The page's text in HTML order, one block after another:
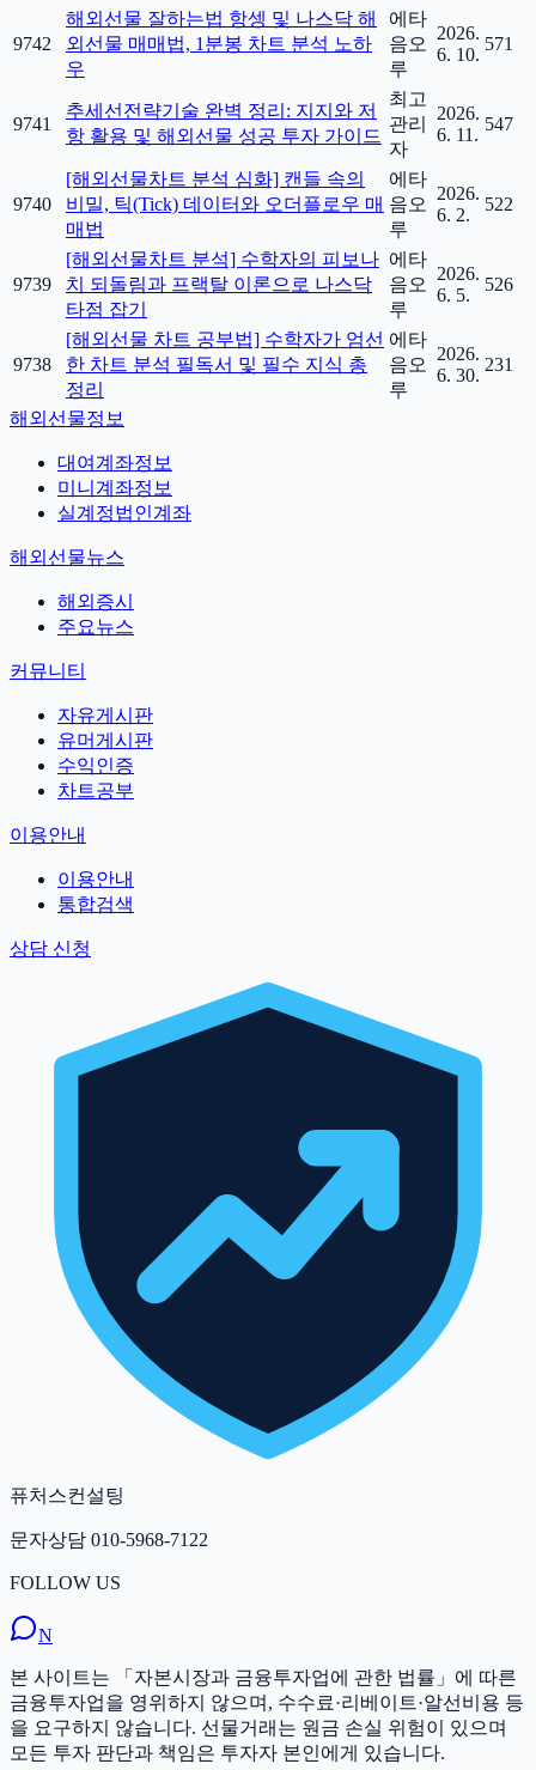
9742
해외선물 잘하는법 항셍 및 나스닥 해
외선물 매매법, 1분봉 차트 분석 노하
우
에타
음오
루
2026.
6. 10.
571
9741
추세선전략기술 완벽 정리: 지지와 저
항 활용 및 해외선물 성공 투자 가이드
최고
관리
자
2026.
6. 11.
547
9740
[해외선물차트 분석 심화] 캔들 속의
비밀, 틱(Tick) 데이터와 오더플로우 매
매법
에타
음오
루
2026.
6. 2.
522
9739
[해외선물차트 분석] 수학자의 피보나
치 되돌림과 프랙탈 이론으로 나스닥
타점 잡기
에타
음오
루
2026.
6. 5.
526
9738
[해외선물 차트 공부법] 수학자가 엄선
한 차트 분석 필독서 및 필수 지식 총
정리
에타
음오
루
2026.
6. 30.
231
해외선물정보
대여계좌정보
미니계좌정보
실계정법인계좌
해외선물뉴스
해외증시
주요뉴스
커뮤니티
자유게시판
유머게시판
수익인증
차트공부
이용안내
이용안내
통합검색
상담 신청
퓨처스컨설팅
문자상담 010-5968-7122
FOLLOW US
N
본 사이트는 「자본시장과 금융투자업에 관한 법률」에 따른
금융투자업을 영위하지 않으며, 수수료·리베이트·알선비용 등
을 요구하지 않습니다. 선물거래는 원금 손실 위험이 있으며
모든 투자 판단과 책임은 투자자 본인에게 있습니다.